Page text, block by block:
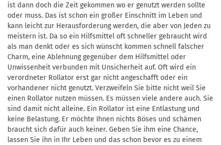
ist dann doch die Zeit gekommen wo er genutzt werden sollte
oder muss. Das ist schon ein großer Einschnitt im Leben und
kann leicht zur Herausforderung werden, die aber von Jeden zu
meistern ist. Da so ein Hilfsmittel oft schneller gebraucht wird
als man denkt oder es sich wünscht kommen schnell falscher
Charm, eine Ablehnung gegenüber dem Hilfsmittel oder
Unwissenheit verbunden mit Unsicherheit auf. Oft wird ein
verordneter Rollator erst gar nicht angeschafft oder ein
vorhandener nicht genutzt. Verzweifeln Sie bitte nicht weil Sie
einen Rollator nutzen müssen. Es müssen viele andere auch. Sie
sind damit nicht alleine. Ein Rollator ist eine Entlastung und
keine Belastung. Er möchte Ihnen nichts Böses und schämen
braucht sich dafür auch keiner. Geben Sie ihm eine Chance,
lassen Sie ihn in Ihr Leben und das schon bevor es zu einem